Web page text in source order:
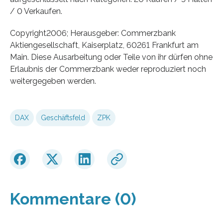
/ 0 Verkaufen.
Copyright2006; Herausgeber: Commerzbank
Aktiengesellschaft, Kaiserplatz, 60261 Frankfurt am
Main. Diese Ausarbeitung oder Teile von ihr dürfen ohne
Erlaubnis der Commerzbank weder reproduziert noch
weitergegeben werden.
DAX Geschäftsfeld ZPK
Kommentare (0)